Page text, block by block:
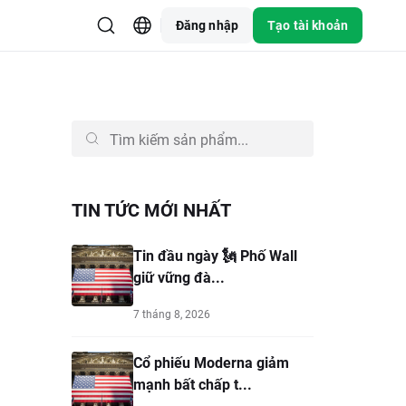
Đăng nhập Tạo tài khoản
TIN TỨC MỚI NHẤT
Tin đầu ngày 🗽 Phố Wall
giữ vững đà...
7 tháng 8, 2026
Cổ phiếu Moderna giảm
mạnh bất chấp t...